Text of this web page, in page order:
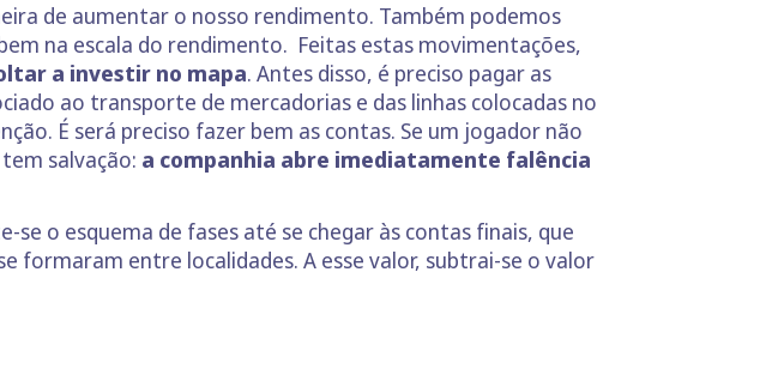
de aumentar o nosso rendimento. Também podemos
na escala do rendimento. Feitas estas movimentações,
a investir no mapa. Antes disso, é preciso pagar as
ao transporte de mercadorias e das linhas colocadas no
É será preciso fazer bem as contas. Se um jogador não
salvação: a companhia abre imediatamente falência
o esquema de fases até se chegar às contas finais, que
formaram entre localidades. A esse valor, subtrai-se o valor